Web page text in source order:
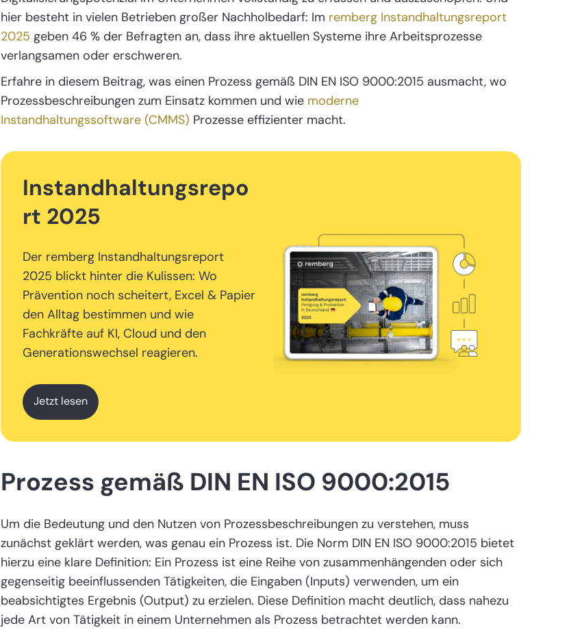
hier besteht in vielen Betrieben großer Nachholbedarf: Im remberg Instandhaltungsreport
2025 geben 46 % der Befragten an, dass ihre aktuellen Systeme ihre Arbeitsprozesse
verlangsamen oder erschweren.
Erfahre in diesem Beitrag, was einen Prozess gemäß DIN EN ISO 9000:2015 ausmacht, wo
Prozessbeschreibungen zum Einsatz kommen und wie moderne
Instandhaltungssoftware (CMMS) Prozesse effizienter macht.
Instandhaltungsrepo
rt 2025
Der remberg Instandhaltungsreport
2025 blickt hinter die Kulissen: Wo
Prävention noch scheitert, Excel & Papier
den Alltag bestimmen und wie
Fachkräfte auf KI, Cloud und den
Generationswechsel reagieren.
Jetzt lesen
Prozess gemäß DIN EN ISO 9000:2015
Um die Bedeutung und den Nutzen von Prozessbeschreibungen zu verstehen, muss
zunächst geklärt werden, was genau ein Prozess ist. Die Norm DIN EN ISO 9000:2015 bietet
hierzu eine klare Definition: Ein Prozess ist eine Reihe von zusammenhängenden oder sich
gegenseitig beeinflussenden Tätigkeiten, die Eingaben (Inputs) verwenden, um ein
beabsichtigtes Ergebnis (Output) zu erzielen. Diese Definition macht deutlich, dass nahezu
jede Art von Tätigkeit in einem Unternehmen als Prozess betrachtet werden kann.